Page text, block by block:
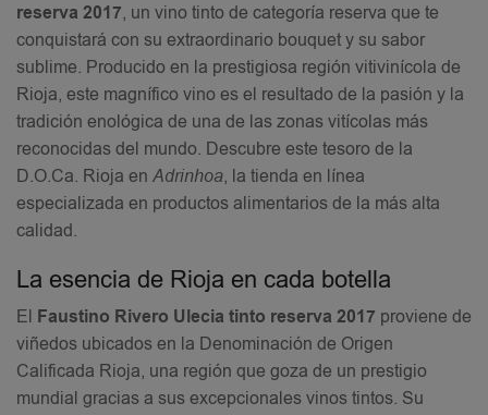
reserva 2017, un vino tinto de categoría reserva que te
conquistará con su extraordinario bouquet y su sabor
sublime. Producido en la prestigiosa región vitivinícola de
Rioja, este magnífico vino es el resultado de la pasión y la
tradición enológica de una de las zonas vitícolas más
reconocidas del mundo. Descubre este tesoro de la
D.O.Ca. Rioja en Adrinhoa, la tienda en línea
especializada en productos alimentarios de la más alta
calidad.
La esencia de Rioja en cada botella
El Faustino Rivero Ulecia tinto reserva 2017 proviene de
viñedos ubicados en la Denominación de Origen
Calificada Rioja, una región que goza de un prestigio
mundial gracias a sus excepcionales vinos tintos. Su